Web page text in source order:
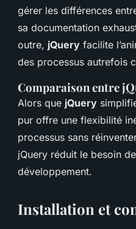
gérer les différences
sa documentation
outre, jQuery facilite
des processus autrefois
Comparaison entre
Alors que jQuery
pur offre une flexibilité
processus sans
jQuery réduit le besoin
développement.
Installation et